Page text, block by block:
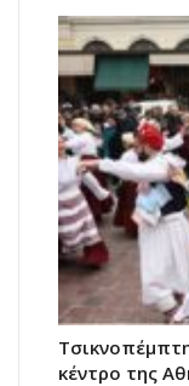
κέντρο της